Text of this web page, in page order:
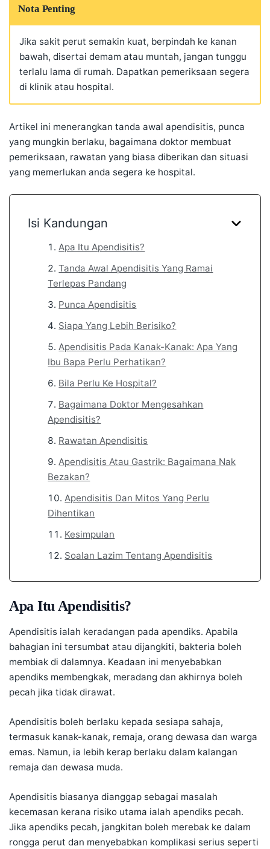
Nota Penting
Jika sakit perut semakin kuat, berpindah ke kanan
bawah, disertai demam atau muntah, jangan tunggu
terlalu lama di rumah. Dapatkan pemeriksaan segera
di klinik atau hospital.
Artikel ini menerangkan tanda awal apendisitis, punca
yang mungkin berlaku, bagaimana doktor membuat
pemeriksaan, rawatan yang biasa diberikan dan situasi
yang memerlukan anda segera ke hospital.
Isi Kandungan
Apa Itu Apendisitis?
Tanda Awal Apendisitis Yang Ramai
Terlepas Pandang
Punca Apendisitis
Siapa Yang Lebih Berisiko?
Apendisitis Pada Kanak-Kanak: Apa Yang
Ibu Bapa Perlu Perhatikan?
Bila Perlu Ke Hospital?
Bagaimana Doktor Mengesahkan
Apendisitis?
Rawatan Apendisitis
Apendisitis Atau Gastrik: Bagaimana Nak
Bezakan?
Apendisitis Dan Mitos Yang Perlu
Dihentikan
Kesimpulan
Soalan Lazim Tentang Apendisitis
Apa Itu Apendisitis?
Apendisitis ialah keradangan pada apendiks. Apabila
bahagian ini tersumbat atau dijangkiti, bakteria boleh
membiak di dalamnya. Keadaan ini menyebabkan
apendiks membengkak, meradang dan akhirnya boleh
pecah jika tidak dirawat.
Apendisitis boleh berlaku kepada sesiapa sahaja,
termasuk kanak-kanak, remaja, orang dewasa dan warga
emas. Namun, ia lebih kerap berlaku dalam kalangan
remaja dan dewasa muda.
Apendisitis biasanya dianggap sebagai masalah
kecemasan kerana risiko utama ialah apendiks pecah.
Jika apendiks pecah, jangkitan boleh merebak ke dalam
rongga perut dan menyebabkan komplikasi serius seperti